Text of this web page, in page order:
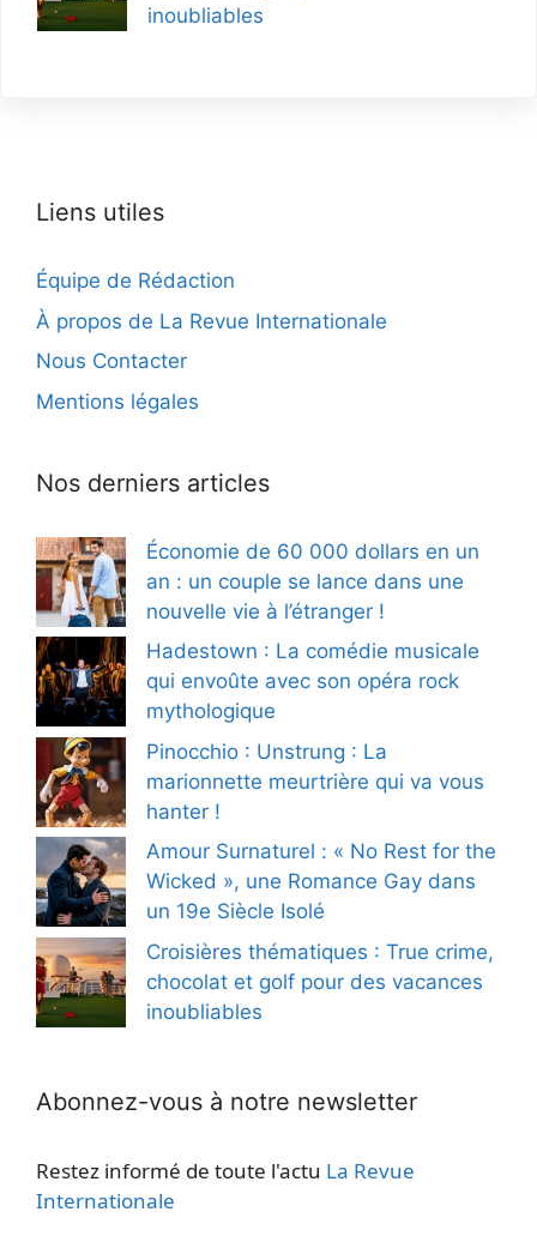
inoubliables
Liens utiles
Équipe de Rédaction
À propos de La Revue Internationale
Nous Contacter
Mentions légales
Nos derniers articles
Économie de 60 000 dollars en un
an : un couple se lance dans une
nouvelle vie à l’étranger !
Hadestown : La comédie musicale
qui envoûte avec son opéra rock
mythologique
Pinocchio : Unstrung : La
marionnette meurtrière qui va vous
hanter !
Amour Surnaturel : « No Rest for the
Wicked », une Romance Gay dans
un 19e Siècle Isolé
Croisières thématiques : True crime,
chocolat et golf pour des vacances
inoubliables
Abonnez-vous à notre newsletter
Restez informé de toute l'actu La Revue
Internationale